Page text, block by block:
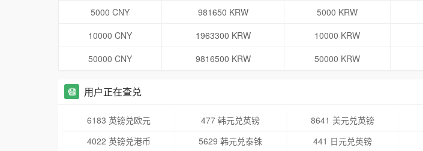
5000 CNY
981650 KRW 5000 KRW
10000 CNY
1963300 KRW 10000 KRW
50000 CNY
9816500 KRW 50000 KRW
用户正在查兑
6183 英镑兑欧元 477 韩元兑英镑 8641 美元兑英镑
4022 英镑兑港币
5629 韩元兑泰铢 441 日元兑英镑